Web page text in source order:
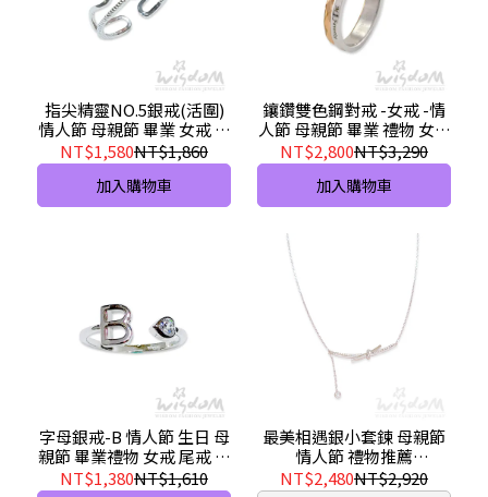
指尖精靈NO.5銀戒(活圍)
情人節 母親節 畢業 女戒 尾
戒 推薦 ZSA00025-AEHX
NT$1,580NT$1,860
加入購物車
鑲鑽雙色鋼對戒 -女戒 -情
人節 母親節 畢業 禮物 女戒
推薦-A22GNAH00017-
BHXX
NT$2,800NT$3,290
加入購物車
字母銀戒-B 情人節 生日 母
親節 畢業禮物 女戒 尾戒 推
薦 ZSA00007-1-ABHX
NT$1,380NT$1,610
最美相遇銀小套鍊 母親節
情人節 禮物推薦
ZSB00084-BDHX
NT$2,480NT$2,920